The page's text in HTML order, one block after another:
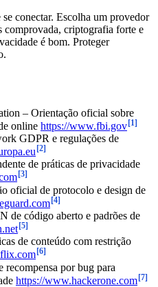
conectar. Escolha um provedor
comprovada, criptografia forte e
é bom. Proteger
– Orientação oficial sobre
online https://www.fbi.gov [1]
GDPR e regulações de
[2]
de práticas de privacidade
[3]
oficial de protocolo e design de
[4]
de código aberto e padrões de
[5]
de conteúdo com restrição
[6]
recompensa por bug para
https://www.hackerone.com [7]